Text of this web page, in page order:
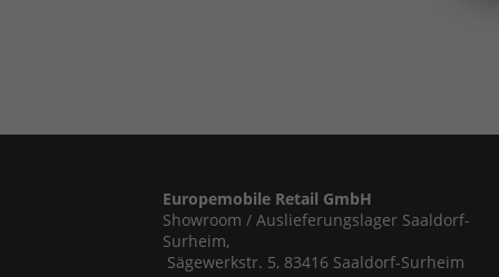
Europemobile Retail GmbH
Showroom / Auslieferungslager Saaldorf-
Surheim,
Sägewerkstr. 5, 83416 Saaldorf-Surheim